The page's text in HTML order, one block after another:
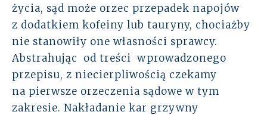
życia, sąd może orzec przepadek napojów
z dodatkiem kofeiny lub tauryny, chociażby
nie stanowiły one własności sprawcy.
Abstrahując od treści wprowadzonego
przepisu, z niecierpliwością czekamy
na pierwsze orzeczenia sądowe w tym
zakresie. Nakładanie kar grzywny